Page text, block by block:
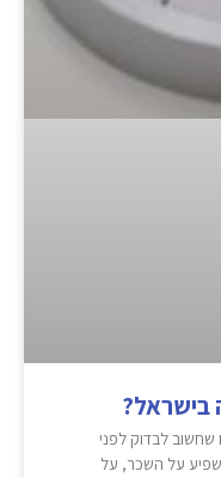
לבדוק לפני
על השכר, על